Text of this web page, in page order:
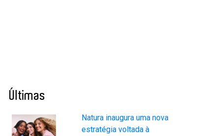
Últimas
Natura inaugura uma nova
estratégia voltada à